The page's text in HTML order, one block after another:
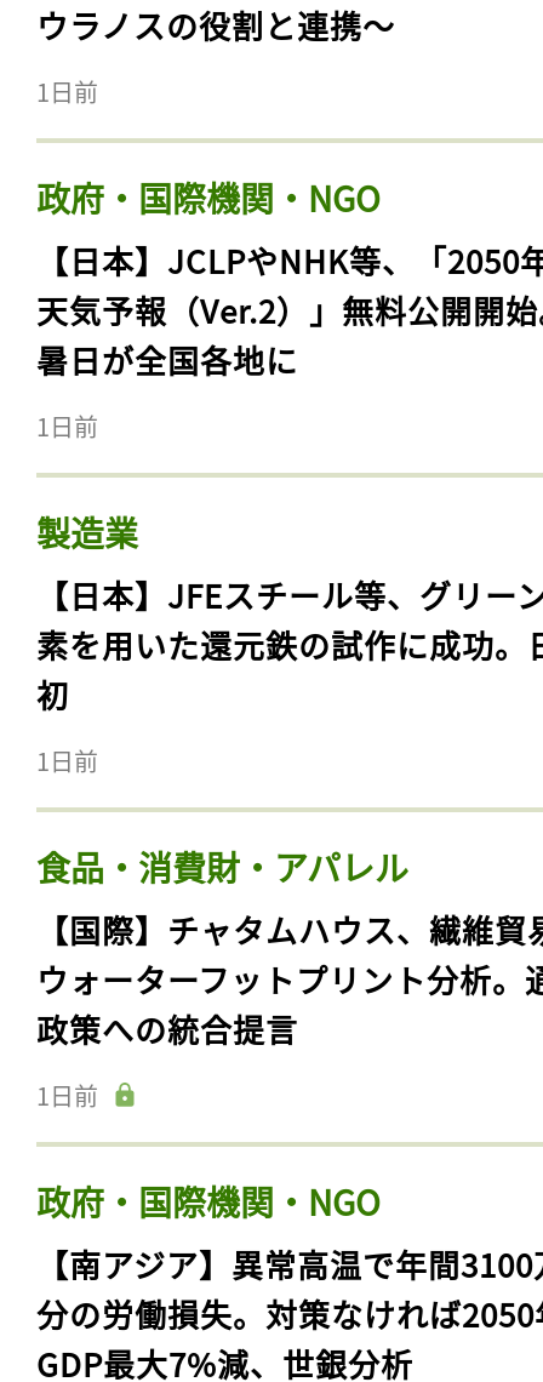
ウラノスの役割と連携〜
1日前
政府・国際機関・NGO
【日本】JCLPやNHK等、「2050
天気予報（Ver.2）」無料公開開
暑日が全国各地に
1日前
製造業
【日本】JFEスチール等、グリー
素を用いた還元鉄の試作に成功。
初
1日前
食品・消費財・アパレル
【国際】チャタムハウス、繊維貿
ウォーターフットプリント分析。
政策への統合提言
1日前
政府・国際機関・NGO
【南アジア】異常高温で年間
分の労働損失。対策なければ
GDP最大7%減、世銀分析